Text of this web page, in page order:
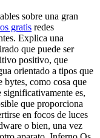
sobre una gran
gratis redes
Explica una
que puede ser
positivo, que
orientado a tipos que
bytes, como cosa que
significativamente es,
que proporciona
en focos de luces
o bien, una vez